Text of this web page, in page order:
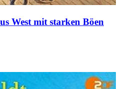
West mit starken Böen